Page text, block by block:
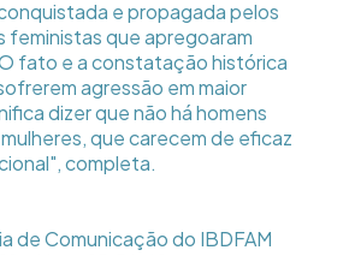
e propagada pelos
feministas que apregoaram
fato e a constatação histórica
agressão em maior
dizer que não há homens
que carecem de eficaz
completa.
de Comunicação do IBDFAM